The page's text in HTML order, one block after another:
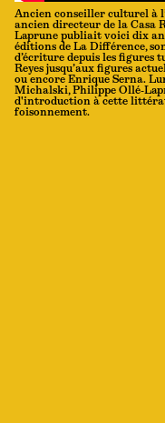
Ancien conseiller culturel à
ancien directeur de la Casa
Laprune publiait voici dix
éditions de La Différence,
d’écriture depuis les figures
Reyes jusqu’aux figures
ou encore Enrique Serna.
Michalski, Philippe Ollé-
d'introduction à cette
foisonnement.